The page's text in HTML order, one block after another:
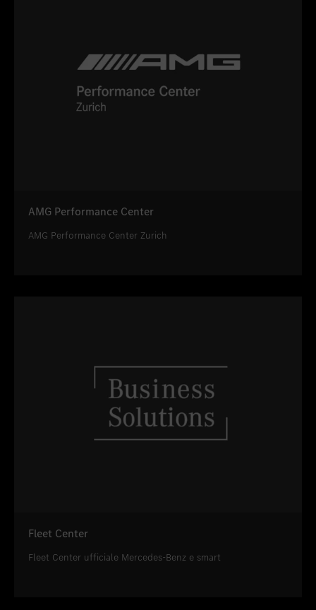
AMG Performance Center
AMG Performance Center Zurich
Fleet Center
Fleet Center ufficiale Mercedes-Benz e smart